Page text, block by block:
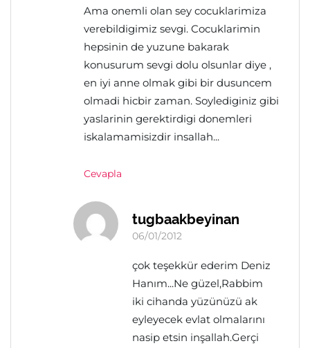
Ama onemli olan sey cocuklarimiza
verebildigimiz sevgi. Cocuklarimin
hepsinin de yuzune bakarak
konusurum sevgi dolu olsunlar diye ,
en iyi anne olmak gibi bir dusuncem
olmadi hicbir zaman. Soylediginiz gibi
yaslarinin gerektirdigi donemleri
iskalamamisizdir insallah...
Cevapla
tugbaakbeyinan
06/01/2012
çok teşekkür ederim Deniz
Hanım...Ne güzel,Rabbim
iki cihanda yüzünüzü ak
eyleyecek evlat olmalarını
nasip etsin inşallah.Gerçi